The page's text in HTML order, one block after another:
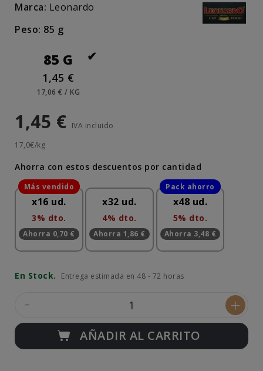
Marca: Leonardo
Peso: 85 g
85 G
1,45 €
17,06 € / KG
1,45 € IVA incluido
17,0€/kg
Ahorra con estos descuentos por cantidad
x16 ud.
3% dto.
Ahorra 0,70 €
x32 ud.
4% dto.
Ahorra 1,86 €
x48 ud.
5% dto.
Ahorra 3,48 €
En Stock. Entrega estimada en 48 - 72 horas
- +
AÑADIR AL CARRITO